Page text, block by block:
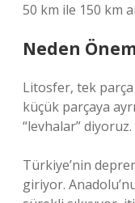
50 km ile 150 km
Neden
Litosfer, tek
küçük parçaya
“levhalar” diyoruz.
Türkiye’nin
giriyor.